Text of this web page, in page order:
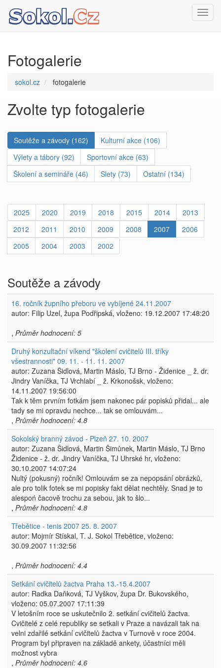
Fotogalerie
sokol.cz fotogalerie
Zvolte typ fotogalerie
Soutěže a závody (162)
Kulturní akce (106)
Výlety a tábory (92)
Sportovní akce (63)
Školení a semináře (46)
Slety (73) Ostatní (134)
2025 2020 2019 2018 2015 2014
2013
2012
2011 2010 2009 2008 2007
2006
2005
2004 2003 2002
Soutěže a závody
16. ročník župního přeboru ve vybíjené 24.11.2007
autor: Filip Uzel, župa Podřipská, vloženo: 19.12.2007 17:48:20
, Průměr hodnocení: 5
Druhý konzultační víkend "školení cvičitelů III. tříky
všestrannosti" 09. 11. - 11. 11. 2007
autor: Zuzana Šidlová, Martin Máslo, TJ Brno - Židenice _ ž. dr.
Jindry Vaníčka, TJ Vrchlabí _ ž. Krkonošsk, vloženo:
14.11.2007 19:56:00
Tak k těm prvním fotkám jsem nakonec pár popisků přidal... ale
tady se mi opravdu nechce... tak se omlouvám...
, Průměr hodnocení: 4.8
Sokolský branný závod - Plzeň 27. 10. 2007
autor: Zuzana Šidlová, Martin Šimůnek, Martin Máslo, TJ Brno
Židenice - ž. dr. Jindry Vaníčka, TJ Uhrské hr, vloženo:
30.10.2007 14:07:24
Nultý (pokusný) ročník! Omlouvám se za nepopsání obrázků,
ale pro tolik fotek se mi popisky fakt dělat nechtěly. Snad je to
alespoń čacově trochu za sebou, jak to šlo...
, Průměr hodnocení: 4.8
Třebětice - tenis 2007 25. 8. 2007
autor: Mojmír Stískal, T. J. Sokol Třebětice, vloženo:
30.09.2007 11:32:56
, Průměr hodnocení: 4.4
Setkání cvičitelů žactva Praha 13.-15.4.2007
autor: Radka Daňková, TJ Vyškov, župa Dr. Bukovského,
vloženo: 05.07.2007 17:11:39
V letošním roce se uskutečnilo 2. setkání cvičitelů žactva.
Cvičitelé z celé republiky se setkali v Praze a navázali tak na
velni zdařilé setkání cvičitelů žactva v Turnově v roce 2004.
Program byl připraven na základě ankety, účastníci měli
možnost vybra
, Průměr hodnocení: 4.6